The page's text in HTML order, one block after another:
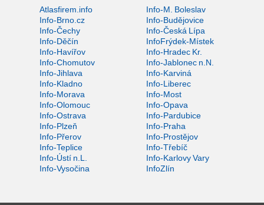
Atlasfirem.info
Info-M. Boleslav
Info-Brno.cz
Info-Budějovice
Info-Čechy
Info-Česká Lípa
Info-Děčín
InfoFrýdek-Místek
Info-Havířov
Info-Hradec Kr.
Info-Chomutov
Info-Jablonec n.N.
Info-Jihlava
Info-Karviná
Info-Kladno
Info-Liberec
Info-Morava
Info-Most
Info-Olomouc
Info-Opava
Info-Ostrava
Info-Pardubice
Info-Plzeň
Info-Praha
Info-Přerov
Info-Prostějov
Info-Teplice
Info-Třebíč
Info-Ústí n.L.
Info-Karlovy Vary
Info-Vysočina
InfoZlín